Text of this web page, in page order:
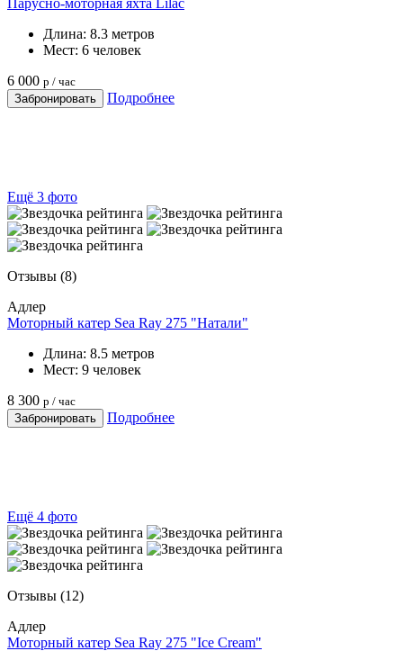
Длина: 8.3 метров
Мест: 6 человек
6 000 р / час
Забронировать
Подробнее
Ещё 3 фото
Отзывы (8)
Адлер
Моторный катер Sea Ray 275 "Натали"
Длина: 8.5 метров
Мест: 9 человек
8 300 р / час
Забронировать
Подробнее
Ещё 4 фото
Отзывы (12)
Адлер
Моторный катер Sea Ray 275 "Ice Cream"